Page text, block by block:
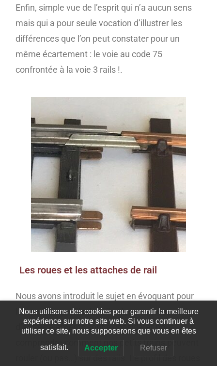
Enfin, simple vue de l’esprit qui n’a aucun sens
mais qui a pour seule vocation d’illustrer les
différences que l’on peut constater pour un
même écartement : le voie au code 75
confrontée à la voie 3 rails !.
Les roues et les attaches de rail
Nous avons introduit le sujet en évoquant pour
l’instant les profils de rail et les traverses mais
d’autres éléments sont à considérer pour
comprendre comment nos petits trains peuvent
rouler (ou pas…) sur des rails. Le profil des roues
Nous utilisons des cookies pour garantir la meilleure
expérience sur notre site web. Si vous continuer à
utiliser ce site, nous supposerons que vous en êtes
satisfait. Accepter Refuser